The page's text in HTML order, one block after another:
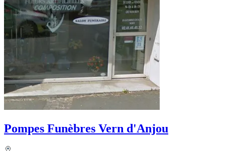
Pompes Funèbres Vern d'Anjou